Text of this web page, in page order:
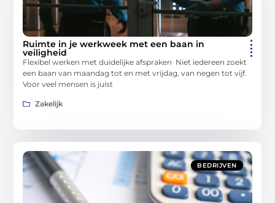
Ruimte in je werkweek met een baan in
veiligheid
Flexibel werken met duidelijke afspraken Niet iedereen zoekt
een baan van maandag tot en met vrijdag, van negen tot vijf.
Voor veel mensen is juist
Zakelijk
BEDRIJVEN